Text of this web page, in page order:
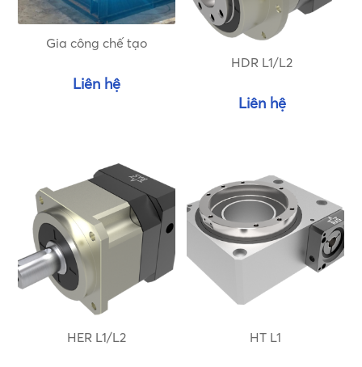
Gia công chế tạo
Liên hệ
HDR L1/L2
Liên hệ
HER L1/L2 HT L1